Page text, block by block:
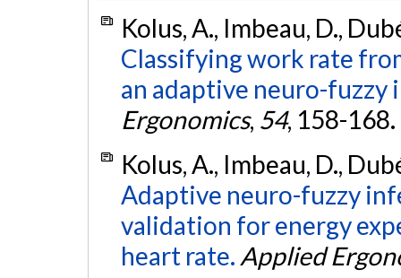
Kolus, A., Imbeau, D.,
Classifying work rate
an adaptive neuro-fuzzy
Ergonomics, 54, 158-168.
Kolus, A., Imbeau, D.,
Adaptive neuro-fuzzy
validation for energy
heart rate. Applied